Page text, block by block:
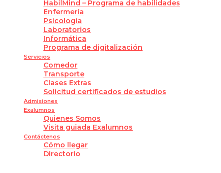
HabilMind – Programa de habilidades
Enfermería
Psicología
Laboratorios
Informática
Programa de digitalización
Servicios
Comedor
Transporte
Clases Extras
Solicitud certificados de estudios
Admisiones
Exalumnos
Quienes Somos
Visita guiada Exalumnos
Contáctenos
Cómo llegar
Directorio